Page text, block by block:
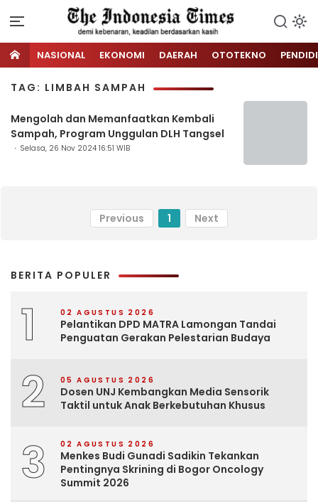
NASIONAL EKONOMI DAERAH OTOTEKNO
TAG: LIMBAH SAMPAH
Mengolah dan Memanfaatkan Kembali
Sampah, Program Unggulan DLH Tangsel
Selasa, 26 Nov 2024 16:51 WIB
Previous 1 Next
BERITA POPULER
1 02 AGUSTUS 2026
Pelantikan DPD MATRA Lamongan Tandai
Penguatan Gerakan Pelestarian Budaya
2 05 AGUSTUS 2026
Dosen UNJ Kembangkan Media Sensorik
Taktil untuk Anak Berkebutuhan Khusus
3 02 AGUSTUS 2026
Menkes Budi Gunadi Sadikin Tekankan
Pentingnya Skrining di Bogor Oncology
Summit 2026